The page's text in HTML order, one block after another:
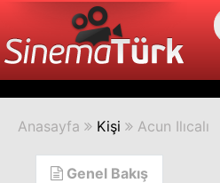
Anasayfa Kişi Acun Ilıcalı
Genel Bakış